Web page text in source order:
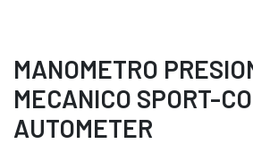
MANOMETRO
MECANICO SPORT-
AUTOMETER